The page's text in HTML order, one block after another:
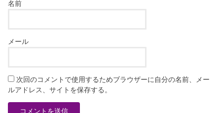
名前
メール
次回のコメントで使用するためブラウザーに自分の名前、メー
ルアドレス、サイトを保存する。